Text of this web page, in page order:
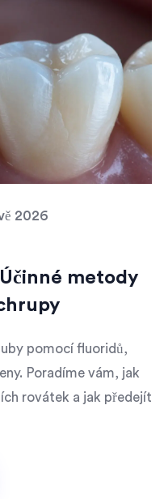
2026
metody
pomocí fluoridů,
Poradíme vám, jak
rovátek a jak předejít